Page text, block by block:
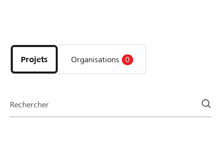
DE FR IT
les
projets
et
la
Projets Organisations 0
Rechercher